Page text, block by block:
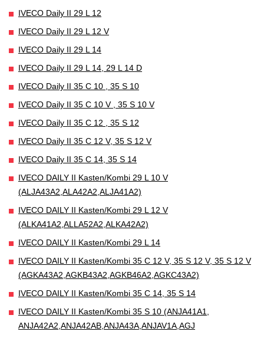
IVECO Daily II 29 L 12
IVECO Daily II 29 L 12 V
IVECO Daily II 29 L 14
IVECO Daily II 29 L 14, 29 L 14 D
IVECO Daily II 35 C 10 , 35 S 10
IVECO Daily II 35 C 10 V , 35 S 10 V
IVECO Daily II 35 C 12 , 35 S 12
IVECO Daily II 35 C 12 V, 35 S 12 V
IVECO Daily II 35 C 14, 35 S 14
IVECO DAILY II Kasten/Kombi 29 L 10 V
(ALJA43A2,ALA42A2,ALJA41A2)
IVECO DAILY II Kasten/Kombi 29 L 12 V
(ALKA41A2,ALLA52A2,ALKA42A2)
IVECO DAILY II Kasten/Kombi 29 L 14
IVECO DAILY II Kasten/Kombi 35 C 12 V, 35 S 12 V, 35 S 12 V
(AGKA43A2,AGKB43A2,AGKB46A2,AGKC43A2)
IVECO DAILY II Kasten/Kombi 35 C 14, 35 S 14
IVECO DAILY II Kasten/Kombi 35 S 10 (ANJA41A1,
ANJA42A2,ANJA42AB,ANJA43A,ANJAV1A,AGJ